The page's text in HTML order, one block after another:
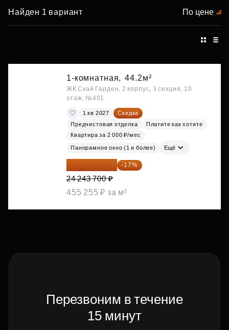
Найден 1 вариант По цене
1-комнатная, 44.2м²
ЖК Скай Гарден, 2 корпус, 3 секция, 10
этаж, №401
1 кв 2027
Скидка
Предчистовая отделка
Платите как хотите
Квартира за 2 000 ₽/мес
Панорамное окно (1 и более) Ещё
20 122 271 ₽ -17%
24 243 700 ₽
455 255 ₽ за м²
Перезвоним в течение
15 минут